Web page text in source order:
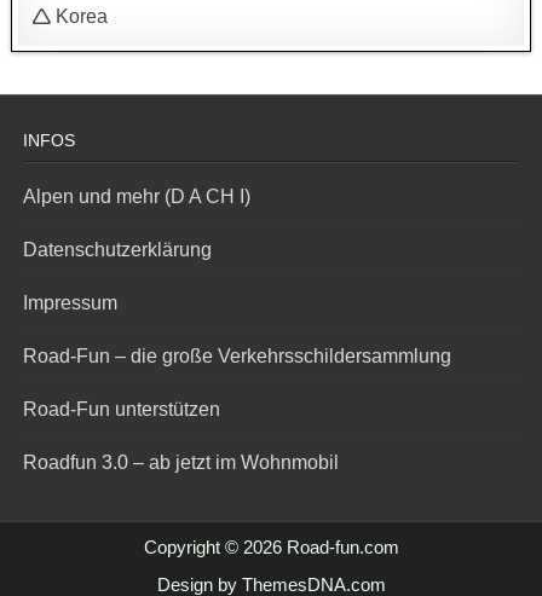
🛆 Korea
INFOS
Alpen und mehr (D A CH I)
Datenschutzerklärung
Impressum
Road-Fun – die große Verkehrsschildersammlung
Road-Fun unterstützen
Roadfun 3.0 – ab jetzt im Wohnmobil
Copyright © 2026 Road-fun.com
Design by ThemesDNA.com